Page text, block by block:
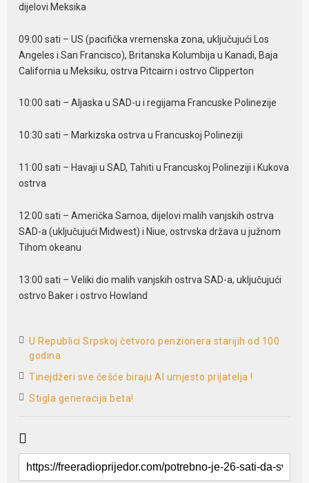
dijelovi Meksika
09:00 sati – US (pacifička vremenska zona, uključujući Los
Angeles i San Francisco), Britanska Kolumbija u Kanadi, Baja
California u Meksiku, ostrva Pitcairn i ostrvo Clipperton
10:00 sati – Aljaska u SAD-u i regijama Francuske Polinezije
10:30 sati – Markizska ostrva u Francuskoj Polineziji
11:00 sati – Havaji u SAD, Tahiti u Francuskoj Polineziji i Kukova
ostrva
12:00 sati – Američka Samoa, dijelovi malih vanjskih ostrva
SAD-a (uključujući Midwest) i Niue, ostrvska država u južnom
Tihom okeanu
13:00 sati – Veliki dio malih vanjskih ostrva SAD-a, uključujući
ostrvo Baker i ostrvo Howland
U Republici Srpskoj četvoro penzionera starijih od 100
godina
Tinejdžeri sve češće biraju AI umjesto prijatelja !
Stigla generacija beta!